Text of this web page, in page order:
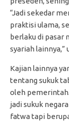
“Jadi sekedar
praktisi ulama,
berlaku di pasar
syariah lainnya,”
Kajian lainnya
tentang sukuk
oleh
jadi sukuk
fatwa tapi